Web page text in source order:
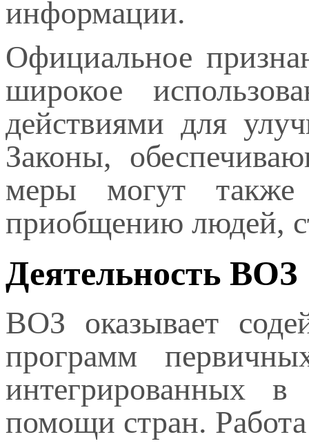
информации.
Официальное
широкое
действиями для
Законы,
меры могут также
приобщению людей,
Деятельность ВОЗ
ВОЗ оказывает
программ
интегрированных в
помощи стран.